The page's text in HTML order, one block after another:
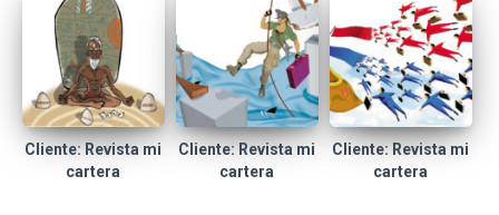
Cliente: Revista mi
cartera
Cliente: Revista mi
cartera
Cliente: Revista mi
cartera